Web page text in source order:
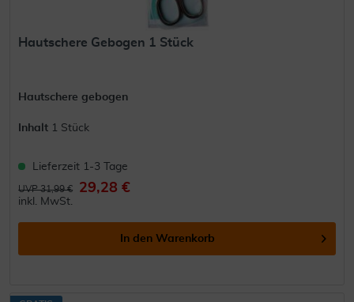
Hautschere Gebogen 1 Stück
Hautschere gebogen
Inhalt 1 Stück
Lieferzeit 1-3 Tage
UVP 31,99 € 29,28 €
inkl. MwSt.
In den Warenkorb